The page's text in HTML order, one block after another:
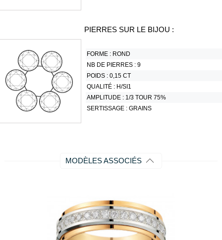
PIERRES SUR LE BIJOU :
FORME : ROND
NB DE PIERRES :9
POIDS :0,15 CT
QUALITÉ : H/SI1
AMPLITUDE : 1/3 TOUR 75%
SERTISSAGE :GRAINS
MODÈLES ASSOCIÉS